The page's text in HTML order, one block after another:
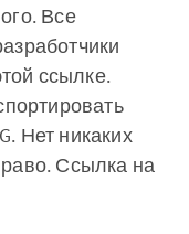
Все
ссылке.
Нет никаких
Ссылка на